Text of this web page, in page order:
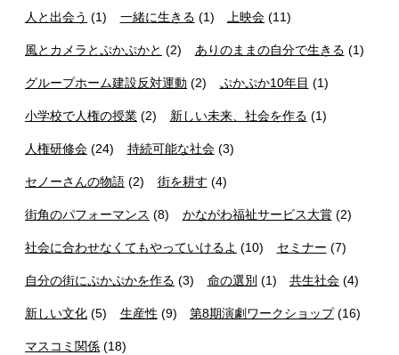
人と出会う (1) 一緒に生きる (1) 上映会 (11)
風とカメラとぷかぷかと (2) ありのままの自分で生きる (1)
グループホーム建設反対運動 (2) ぷかぷか10年目 (1)
小学校で人権の授業 (2) 新しい未来、社会を作る (1)
人権研修会 (24) 持続可能な社会(3)
セノーさんの物語 (2) 街を耕す (4)
街角のパフォーマンス (8) かながわ福祉サービス大賞(2)
社会に合わせなくてもやっていけるよ (10) セミナー (7)
自分の街にぷかぷかを作る (3) 命の選別 (1) 共生社会 (4)
新しい文化 (5) 生産性 (9) 第8期演劇ワークショップ(16)
マスコミ関係 (18)